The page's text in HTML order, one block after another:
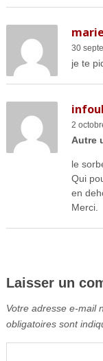
marie
30
je te
2
Autre
le
Qui
en
Merci.
Laisser un
Votre adresse e-mail
obligatoires sont